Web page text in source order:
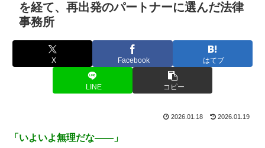
を経て、再出発のパートナーに選んだ法律
事務所
X Facebook はてブ
LINE コピー
2026.01.18 2026.01.19
「いよいよ無理だな――」